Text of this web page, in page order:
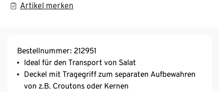
Artikel merken
Bestellnummer: 212951
Ideal für den Transport von Salat
Deckel mit Tragegriff zum separaten Aufbewahren
von z.B. Croutons oder Kernen